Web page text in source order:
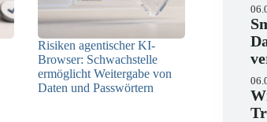
Risiken agentischer KI-
Browser: Schwachstelle
ermöglicht Weitergabe von
Daten und Passwörtern